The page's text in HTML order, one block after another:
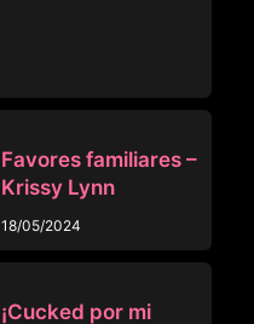
Favores familiares –
Krissy Lynn
18/05/2024
¡Cucked por mi